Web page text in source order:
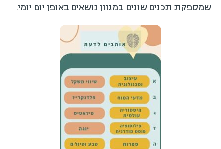
שמספקת תכנים שונים במגוון נושאים באופן יום יומי.